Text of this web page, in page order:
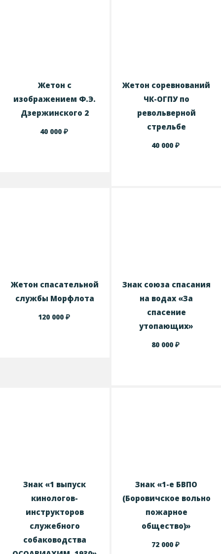
Жетон с
изображением Ф.Э.
Дзержинского 2
40 000 ₽
Жетон соревнований
ЧК-ОГПУ по
револьверной
стрельбе
40 000₽
Жетон спасательной
службы Морфлота
120 000 ₽
Знак cоюза спасания
на водах «За
спасение
утопающих»
80 000₽
Знак «1 выпуск
кинологов-
инструкторов
служебного
собаководства
Знак «1-е БВПО
(Боровичское вольно
пожарное
общество)»
72 000₽